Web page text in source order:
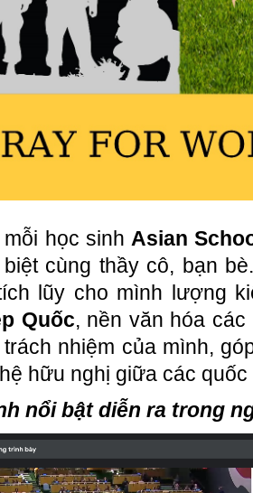
học sinh Asian
cùng thầy cô, bạn
lũy cho mình lượng
Quốc, nền văn hóa
nhiệm của mình,
hữu nghị giữa các quốc
nổi bật diễn ra trong